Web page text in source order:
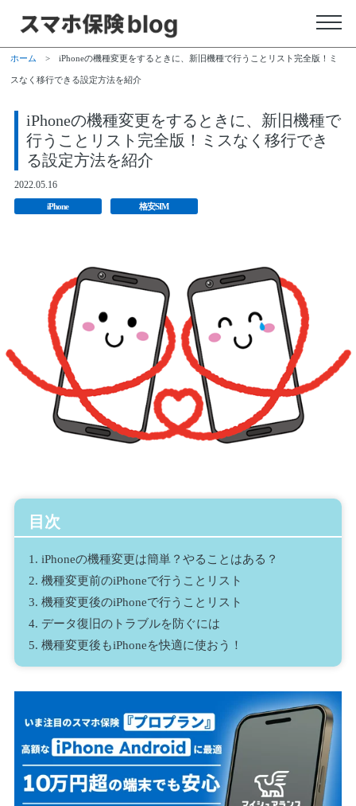
ホーム >iPhoneの機種変更をするときに、新旧機種で行うことリスト完全版！ミ
スなく移行できる設定方法を紹介
iPhoneの機種変更をするときに、新旧機種で
行うことリスト完全版！ミスなく移行でき
る設定方法を紹介
2022.05.16
iPhone 格安SIM
目次
1. iPhoneの機種変更は簡単？やることはある？
2. 機種変更前のiPhoneで行うことリスト
3. 機種変更後のiPhoneで行うことリスト
4. データ復旧のトラブルを防ぐには
5. 機種変更後もiPhoneを快適に使おう！